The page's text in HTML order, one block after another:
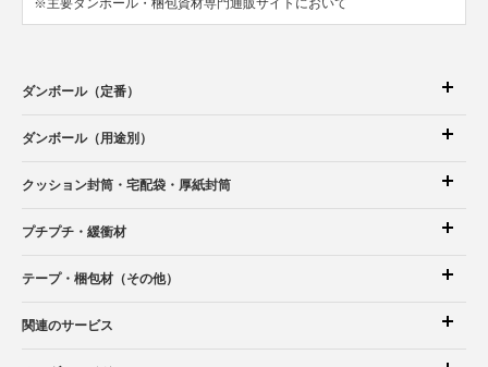
ダンボール（定番）
ダンボール（用途別）
クッション封筒 ・宅配袋 ・厚紙封筒
プチプチ・緩衝材
テープ・梱包材（その他）
関連のサービス